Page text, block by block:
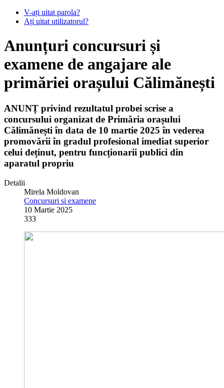
V-ați uitat parola?
Ați uitat utilizatorul?
Anunțuri concursuri și
examene de angajare ale
primăriei orașului Călimănești
ANUNȚ privind rezultatul probei scrise a
concursului organizat de Primăria orașului
Călimănești în data de 10 martie 2025 în vederea
promovării în gradul profesional imediat superior
celui deținut, pentru funcționarii publici din
aparatul propriu
Detalii
Mirela Moldovan
Concursuri si examene
10 Martie 2025
333